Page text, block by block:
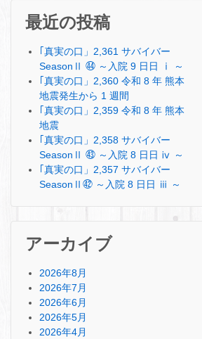
最近の投稿
｢真実の口」2,361 サバイバー
SeasonⅡ ㊹ ～入院 9 日日 ⅰ ～
｢真実の口」2,360 令和 8 年 熊本
地震発生から 1 週間
｢真実の口」2,359 令和 8 年 熊本
地震
｢真実の口」2,358 サバイバー
SeasonⅡ ㊸ ～入院 8 日日 ⅳ ～
｢真実の口」2,357 サバイバー
SeasonⅡ㊷ ～入院 8 日日 ⅲ ～
アーカイブ
2026年8月
2026年7月
2026年6月
2026年5月
2026年4月